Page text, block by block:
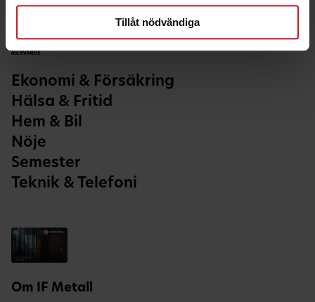
Tillåt nödvändiga
Ekonomi & Försäkring
Hälsa & Fritid
Hem & Bil
Nöje
Semester
Teknik & Telefoni
Om IF Metall